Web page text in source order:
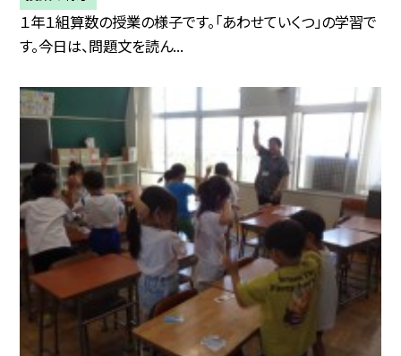
１年１組算数の授業の様子です。「あわせていくつ」の学習で
す。今日は、問題文を読ん...